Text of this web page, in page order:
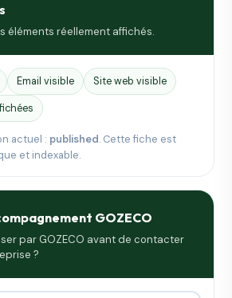
éléments réellement affichés.
Email visible
Site web visible
actuel : published. Cette fiche est
et indexable.
GOZECO
par GOZECO avant de contacter
?